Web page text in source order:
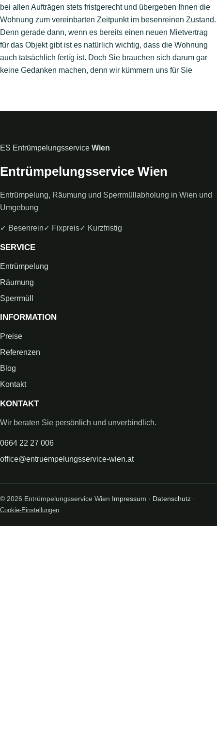
bei allen Aufträgen stets fristgerecht und übergeben Ihnen die
Wohnung zum vereinbarten Zeitpunkt im besenreinen Zustand.
Denn gerade dann, wenn es bereits einen neuen Mietvertrag
für das Objekt gibt ist es natürlich wichtig, dass die Wohnung
auch tatsächlich fertig ist. Doch Sie brauchen sich darum gar
keine Gedanken machen, denn wir kümmern uns für Sie
ES Entrümpelungsservice Wien
Entrümpelungsservice Wien
Entrümpelung, Räumung und Sperrmüllabholung in Wien und
Umgebung
✓ Besenrein✓ Fixpreis✓ Kurzfristig
SERVICE
Entrümpelung
Räumung
Sperrmüll
INFORMATION
Preise
Referenzen
Blog
Kontakt
KONTAKT
Wir beraten Sie persönlich und unverbindlich.
0664 22 27 006
office@entruempelungsservice-wien.at
© 2026 Entrümpelungsservice Wien Impressum · Datenschutz ·
Cookie-Einstellungen